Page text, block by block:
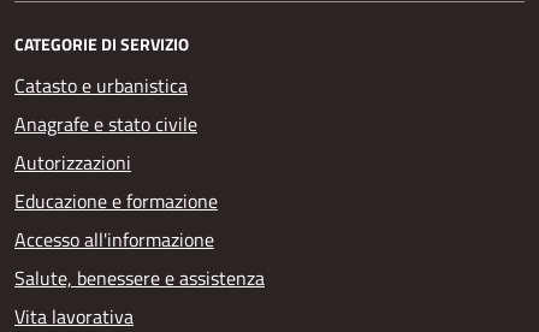
CATEGORIE DI SERVIZIO
Catasto e urbanistica
Anagrafe e stato civile
Autorizzazioni
Educazione e formazione
Accesso all'informazione
Salute, benessere e assistenza
Vita lavorativa